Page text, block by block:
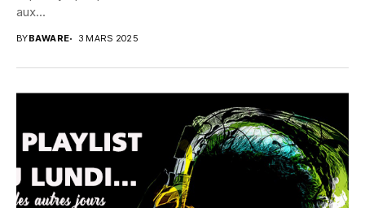
aux...
BYBAWARE 3 MARS 2025